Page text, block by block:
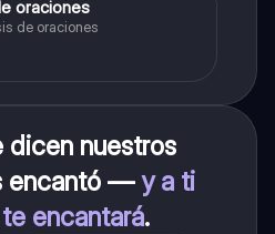
oraciones
de oraciones
dicen nuestros
encantó —y a ti
encantará.